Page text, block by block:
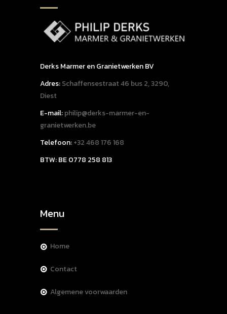
Derks Marmer en Granietwerken BV
Adres:Schaffensestraat 46 bus 2, 3290,
Diest
E-mail:philip@derks-marmer-en-
granietwerken.be
Telefoon:+32 468 176 168
BTW: BE 0778 258 813
Menu
home
contact
algemene voorwaarden